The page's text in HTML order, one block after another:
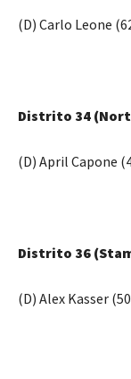
(D) Carlo Leone
Distrito 34
(D) April Capone
Distrito 36
(D) Alex Kasser